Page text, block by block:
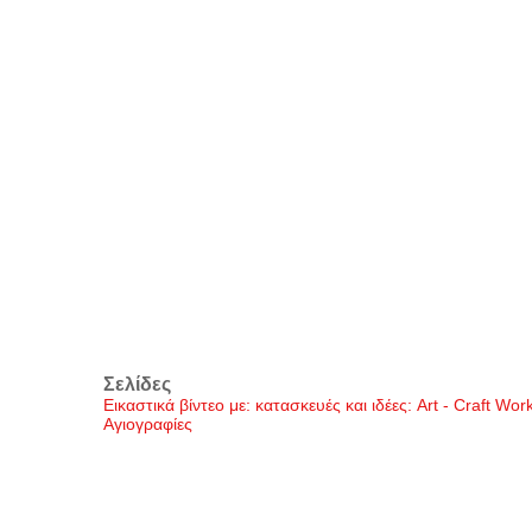
Σελίδες
Εικαστικά βίντεο με: κατασκευές και ιδέες: Art - Craft
Αγιογραφίες